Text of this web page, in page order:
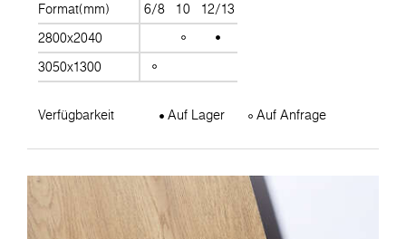
Format(mm) 6/8 10
12/13
2800x2040
3050x1300
Verfügbarkeit Auf Lager Auf Anfrage